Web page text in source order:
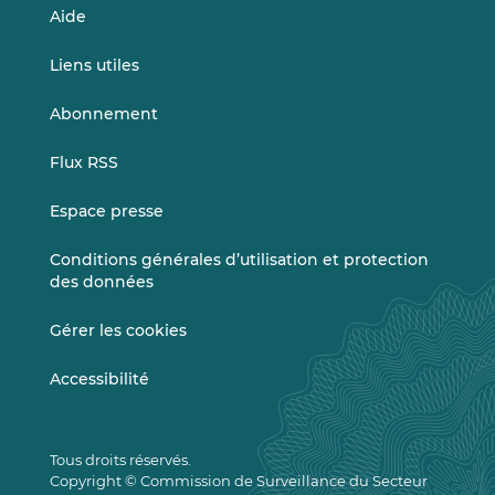
Aide
Liens utiles
Abonnement
Flux RSS
Espace presse
Conditions générales d’utilisation et protection
des données
Gérer les cookies
Accessibilité
Tous droits réservés.
Copyright © Commission de Surveillance du Secteur